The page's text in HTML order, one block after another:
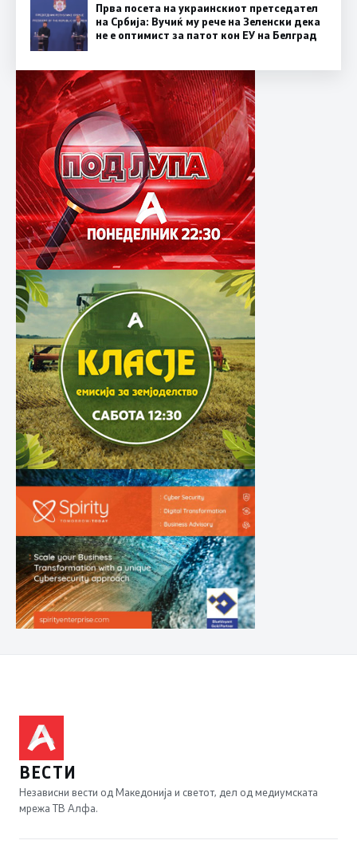
Прва посета на украинскиот претседател
на Србија: Вучиќ му рече на Зеленски дека
не е оптимист за патот кон ЕУ на Белград
ВЕСТИ
Независни вести од Македонија и светот, дел од медиумската
мрежа ТВ Алфа.